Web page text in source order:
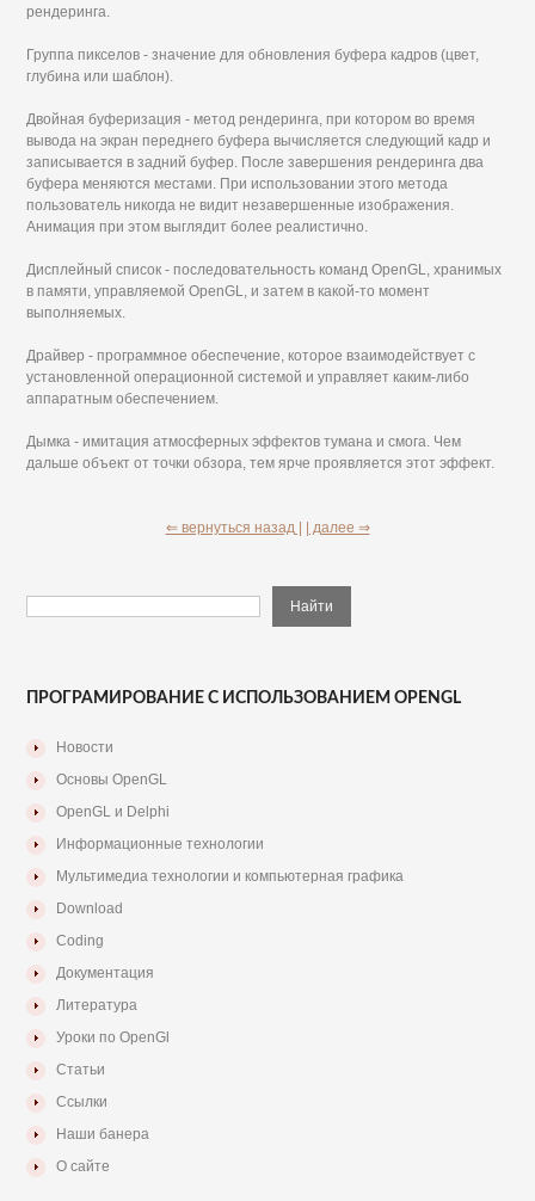
рендеринга.
Группа пикселов - значение для обновления буфера кадров (цвет,
глубина или шаблон).
Двойная буферизация - метод рендеринга, при котором во время
вывода на экран переднего буфера вычисляется следующий кадр и
записывается в задний буфер. После завершения рендеринга два
буфера меняются местами. При использовании этого метода
пользователь никогда не видит незавершенные изображения.
Анимация при этом выглядит более реалистично.
Дисплейный список - последовательность команд OpenGL, хранимых
в памяти, управляемой OpenGL, и затем в какой-то момент
выполняемых.
Драйвер - программное обеспечение, которое взаимодействует с
установленной операционной системой и управляет каким-либо
аппаратным обеспечением.
Дымка - имитация атмосферных эффектов тумана и смога. Чем
дальше объект от точки обзора, тем ярче проявляется этот эффект.
⇐ вернуться назад | | далее ⇒
ПРОГРАМИРОВАНИЕ С ИСПОЛЬЗОВАНИЕМ OPENGL
Новости
Основы OpenGL
OpenGL и Delphi
Информационные технологии
Мультимедиа технологии и компьютерная графика
Download
Coding
Документация
Литература
Уроки по OpenGl
Статьи
Ссылки
Наши банера
О сайте